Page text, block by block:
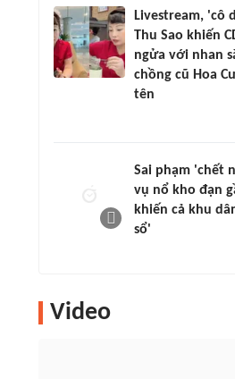
Livestream, 'cô
Thu Sao khiến
ngửa với nhan
chồng cũ Hoa
tên
Sai phạm 'chết
vụ nổ kho đạn
khiến cả khu
sổ'
Video